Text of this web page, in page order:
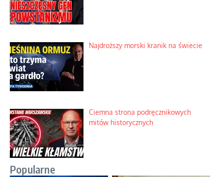
Najdroższy morski kranik na świecie
Ciemna strona podręcznikowych
mitów historycznych
Popularne